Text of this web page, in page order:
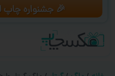
🎉 جشنواره چاپ